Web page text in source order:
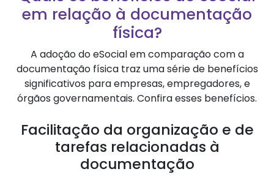
em relação à documentação
física?
A adoção do eSocial em comparação com a
documentação física traz uma série de benefícios
significativos para empresas, empregadores, e
órgãos governamentais. Confira esses benefícios.
Facilitação da organização e de
tarefas relacionadas à
documentação